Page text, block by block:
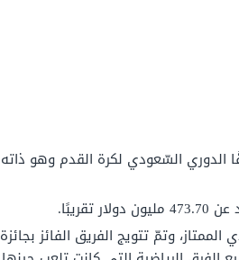
الدوري السّعودي لكرة القدم وهو ذاته
-1977 للميلاد، تحت اسم الدوري السّعودي الممتاز، وتمّ تتويج الفريق الفائز بجائزة